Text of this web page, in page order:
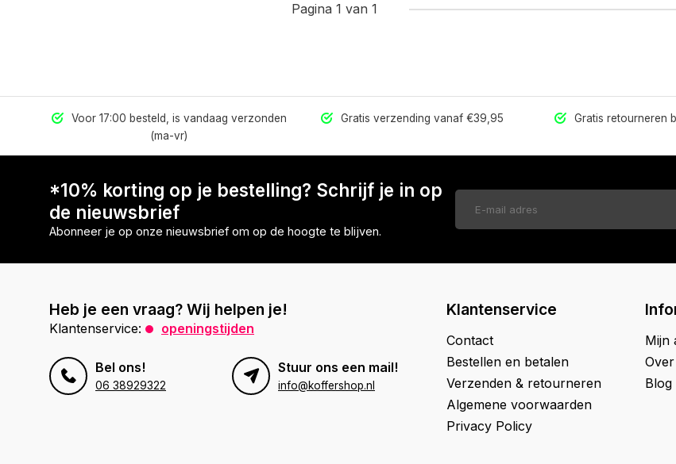
Pagina 1 van 1
Voor 17:00 besteld, is vandaag verzonden
(ma-vr)
Gratis verzending vanaf €39,95 Gratis retourneren
*10% korting op je bestelling? Schrijf je in op
de nieuwsbrief
Abonneer je op onze nieuwsbrief om op de hoogte te blijven.
Heb je een vraag? Wij helpen je!
Klantenservice: openingstijden
Bel ons!
06 38929322
Stuur ons een mail!
info@koffershop.nl
Klantenservice
Contact
Bestellen en betalen
Verzenden & retourneren
Algemene voorwaarden
Privacy Policy
Mijn
Blog